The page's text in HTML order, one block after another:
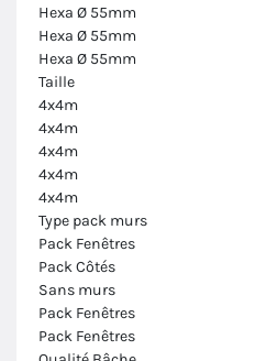
Hexa Ø 55mm
Hexa Ø 55mm
Hexa Ø 55mm
Taille
4x4m
4x4m
4x4m
4x4m
4x4m
Type pack murs
Pack Fenêtres
Pack Côtés
Sans murs
Pack Fenêtres
Pack Fenêtres